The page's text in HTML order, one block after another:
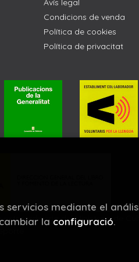
Avís legal
Condicions de venda
Política de cookies
Política de privacitat
del Ministerio de
servicios mediante el
la configuració.